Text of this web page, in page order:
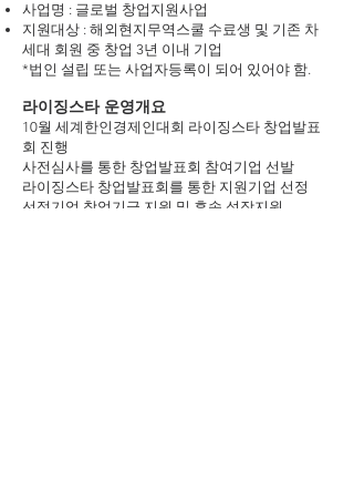
사업명 : 글로벌 창업지원사업
지원대상 : 해외현지무역스쿨 수료생 및 기존 차
세대 회원 중 창업 3년 이내 기업
*법인 설립 또는 사업자등록이 되어 있어야 함.
라이징스타 운영개요
10월 세계한인경제인대회 라이징스타 창업발표
회 진행
사전심사를 통한 창업발표회 참여기업 선발
라이징스타 창업발표회를 통한 지원기업 선정
선정기업 창업기금 지원 및 후속 성장지원